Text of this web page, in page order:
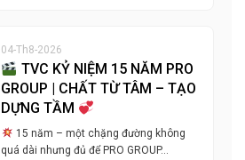
04-Th8-2026
TVC KỶ NIỆM 15 NĂM PRO
GROUP | CHẤT TỪ TÂM – TẠO
DỰNG TẦM
15 năm – một chặng đường không
quá dài nhưng đủ để PRO GROUP…